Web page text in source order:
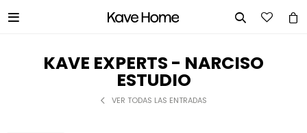
 
KAVE EXPERTS - NARCISO
ESTUDIO
VER TODAS LAS ENTRADAS